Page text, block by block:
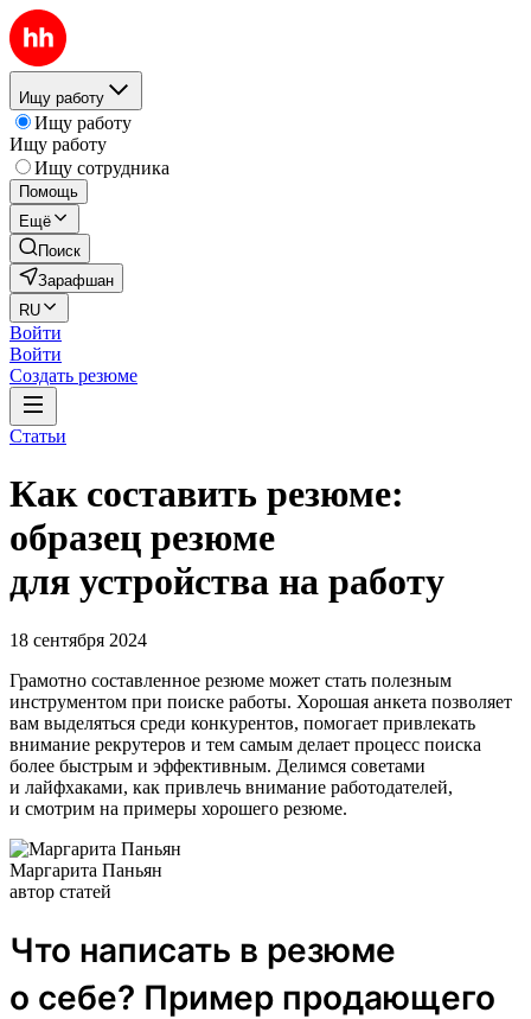
Ищу работу
Ищу работу
Ищу работу
Ищу сотрудника
Помощь
Ещё
Поиск
Зарафшан
RU
Войти
Войти
Создать резюме
Статьи
Как составить резюме:
образец резюме
для устройства на работу
18 сентября 2024
Грамотно составленное резюме может стать полезным
инструментом при поиске работы. Хорошая анкета позволяет
вам выделяться среди конкурентов, помогает привлекать
внимание рекрутеров и тем самым делает процесс поиска
более быстрым и эффективным. Делимся советами
и лайфхаками, как привлечь внимание работодателей,
и смотрим на примеры хорошего резюме.
Маргарита Паньян
автор статей
Что написать в резюме
о себе? Пример продающего